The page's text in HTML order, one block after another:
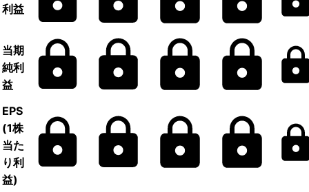
利益
当期
純利
益
EPS
(1株
当た
り利
益)